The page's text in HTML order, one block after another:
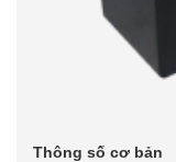
Thông số cơ bản